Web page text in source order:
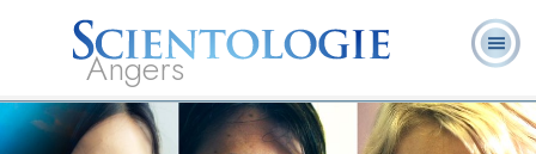
Angers
L. Ron Hubbard
Qu’est-ce que la
Scientologie ?
Ministres
volontaires
Foire aux
questions
Livres